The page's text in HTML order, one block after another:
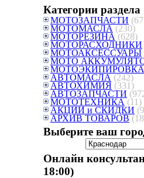
Категории раздела
МОТОЗАПЧАСТИ
МОТОМАСЛА (230)
МОТОРЕЗИНА (628)
МОТОРАСХОДНИКИ
МОТОАКСЕССУАРЫ
МОТО
МОТОЭКИПИРОВКА
АВТОМАСЛА (242)
АВТОХИМИЯ (331)
АВТОЗАПЧАСТИ
МОТОТЕХНИКА (11)
АКЦИИ и СКИДКИ
АРХИВ ТОВАРОВ
Выберите ваш
Онлайн
18:00)